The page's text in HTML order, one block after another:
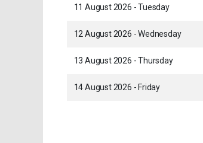
11 August 2026 - Tuesday
12 August 2026 - Wednesday
13 August 2026 - Thursday
14 August 2026 - Friday